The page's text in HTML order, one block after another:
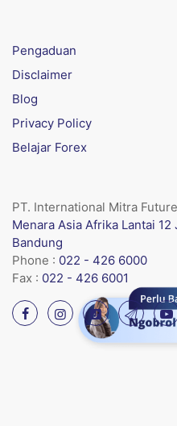
Pengaduan
Disclaimer
Blog
Privacy Policy
Belajar Forex
PT. International Mitra
Menara Asia Afrika Lantai
Bandung
Phone : 022 - 426 6000
Fax : 022 - 426 6001